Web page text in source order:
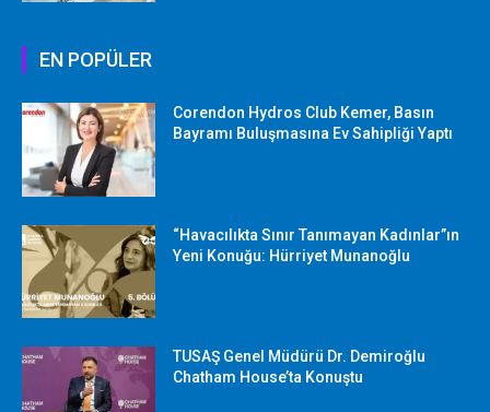
EN POPÜLER
Corendon Hydros Club Kemer, Basın
Bayramı Buluşmasına Ev Sahipliği Yaptı
“Havacılıkta Sınır Tanımayan Kadınlar”ın
Yeni Konuğu: Hürriyet Munanoğlu
TUSAŞ Genel Müdürü Dr. Demiroğlu
Chatham House’ta Konuştu